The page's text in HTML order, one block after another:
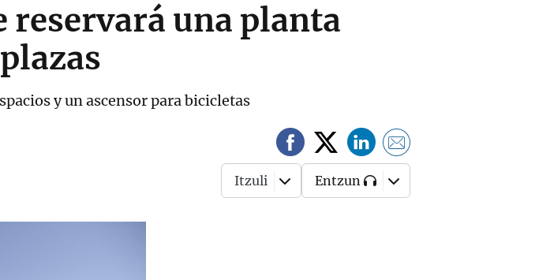
reservará una planta
y un ascensor para bicicletas
Itzuli Entzun